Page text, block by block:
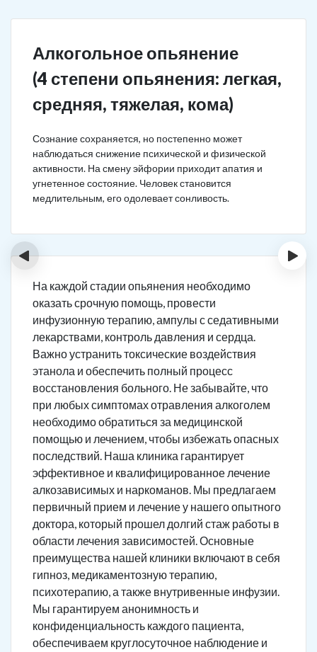
Алкогольное опьянение
(4 степени опьянения: легкая,
средняя, тяжелая, кома)
Сознание сохраняется, но постепенно может
наблюдаться снижение психической и физической
активности. На смену эйфории приходит апатия и
угнетенное состояние. Человек становится
медлительным, его одолевает сонливость.
‹ ›
На каждой стадии опьянения необходимо
оказать срочную помощь, провести
инфузионную терапию, ампулы с седативными
лекарствами, контроль давления и сердца.
Важно устранить токсические воздействия
этанола и обеспечить полный процесс
восстановления больного. Не забывайте, что
при любых симптомах отравления алкоголем
необходимо обратиться за медицинской
помощью и лечением, чтобы избежать опасных
последствий. Наша клиника гарантирует
эффективное и квалифицированное лечение
алкозависимых и наркоманов. Мы предлагаем
первичный прием и лечение у нашего опытного
доктора, который прошел долгий стаж работы в
области лечения зависимостей. Основные
преимущества нашей клиники включают в себя
гипноз, медикаментозную терапию,
психотерапию, а также внутривенные инфузии.
Мы гарантируем анонимность и
конфиденциальность каждого пациента,
обеспечиваем круглосуточное наблюдение и